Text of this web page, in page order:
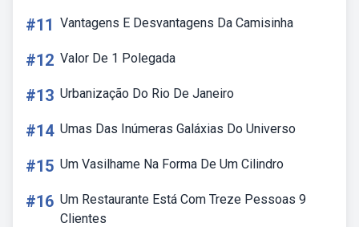
#11 Vantagens E Desvantagens Da Camisinha
#12 Valor De 1 Polegada
#13 Urbanização Do Rio De Janeiro
#14 Umas Das Inúmeras Galáxias Do Universo
#15 Um Vasilhame Na Forma De Um Cilindro
#16 Um Restaurante Está Com Treze Pessoas 9
Clientes